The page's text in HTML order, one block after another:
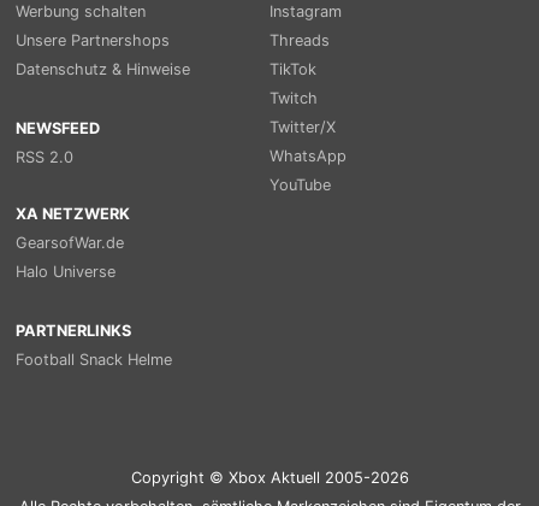
Werbung schalten
Unsere Partnershops
Datenschutz & Hinweise
NEWSFEED
RSS 2.0
Instagram
Threads
TikTok
Twitch
Twitter/X
WhatsApp
YouTube
XA NETZWERK
GearsofWar.de
Halo Universe
PARTNERLINKS
Football Snack Helme
Copyright © Xbox Aktuell 2005-2026